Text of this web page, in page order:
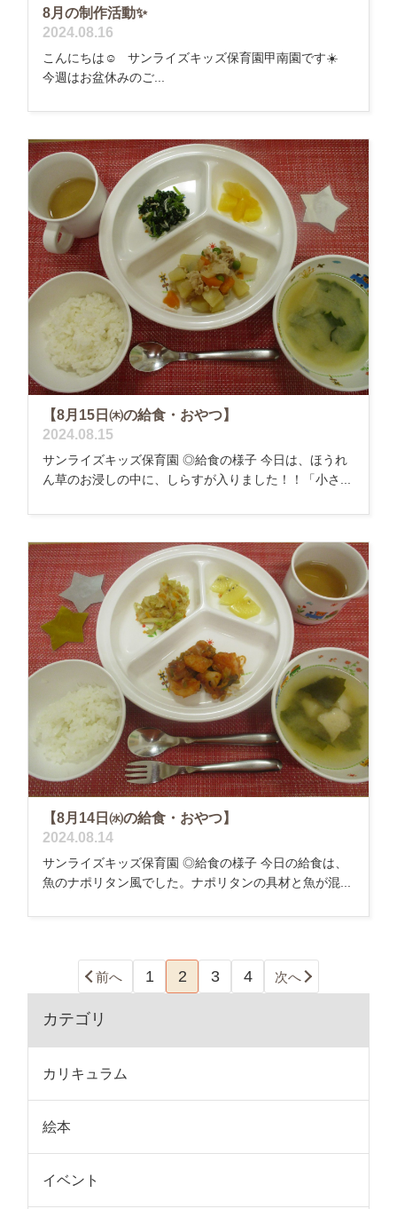
8月の制作活動✨
2024.08.16
こんにちは☺️ サンライズキッズ保育園甲南園です☀️
今週はお盆休みのご...
【8月15日㈭の給食・おやつ】
2024.08.15
サンライズキッズ保育園 ◎給食の様子 今日は、ほうれ
ん草のお浸しの中に、しらすが入りました！！「小さ...
【8月14日㈬の給食・おやつ】
2024.08.14
サンライズキッズ保育園 ◎給食の様子 今日の給食は、
魚のナポリタン風でした。ナポリタンの具材と魚が混...
前へ 1 2 3 4 次へ
カテゴリ
カリキュラム
絵本
イベント